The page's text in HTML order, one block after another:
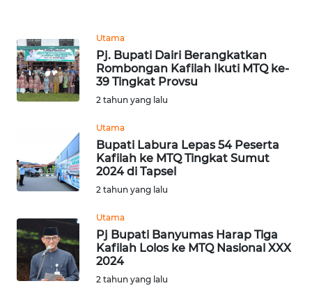
Utama
Pj. Bupati Dairi Berangkatkan
Rombongan Kafilah Ikuti MTQ ke-
39 Tingkat Provsu
2 tahun yang lalu
Utama
Bupati Labura Lepas 54 Peserta
Kafilah ke MTQ Tingkat Sumut
2024 di Tapsel
2 tahun yang lalu
Utama
Pj Bupati Banyumas Harap Tiga
Kafilah Lolos ke MTQ Nasional XXX
2024
2 tahun yang lalu
MALUT
WN
DAIRI
TOBA
NIAS
WN
LANGKAT